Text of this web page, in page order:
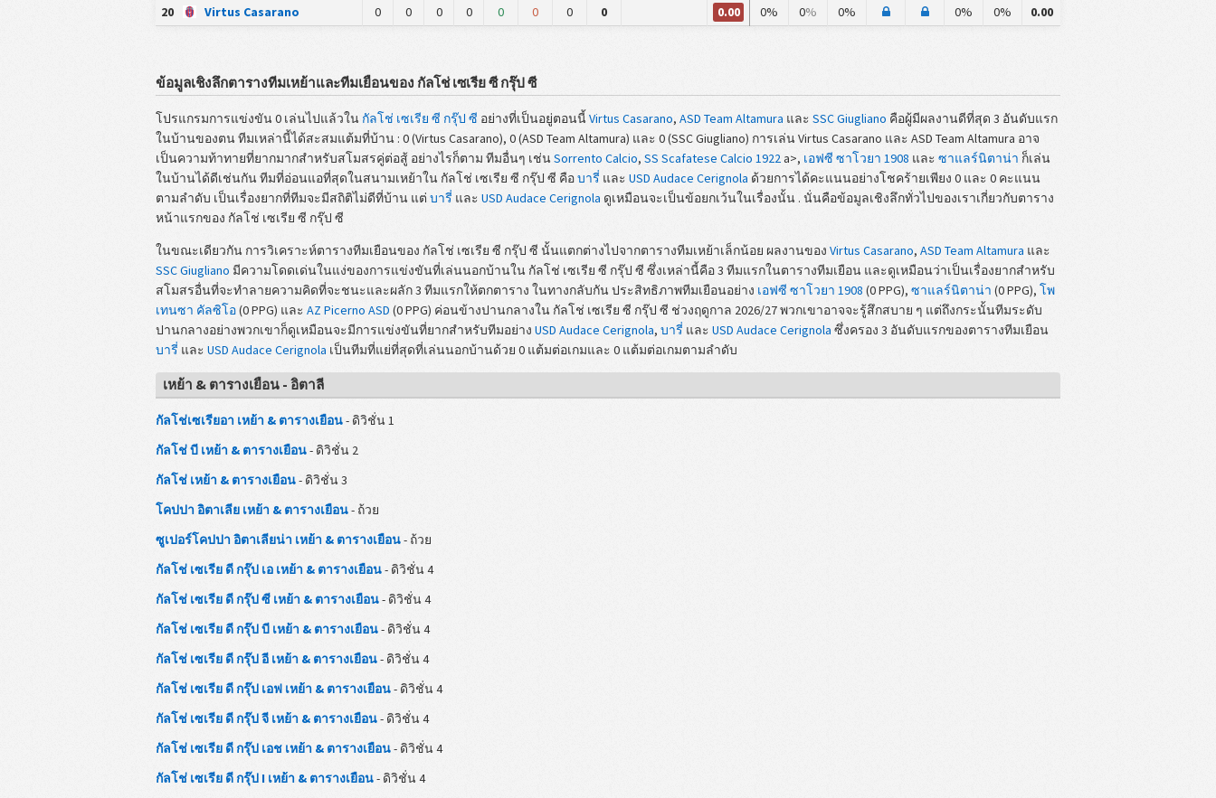
20
Virtus Casarano 0 0 0 0 0 0 0 0 0.00 0% 0% 0% 0% 0% 0.00
ข้อมูลเชิงลึกตารางทีมเหย้าและทีมเยือนของ กัลโช่ เซเรีย ซี กรุ๊ป ซี
โปรแกรมการแข่งขัน 0 เล่นไปแล้วใน กัลโช่ เซเรีย ซี กรุ๊ป ซี อย่างที่เป็นอยู่ตอนนี้Virtus Casarano, ASD Team Altamura และ SSC Giugliano คือผู้มีผลงานดีที่สุด 3 อันดับแรก
ในบ้านของตน ทีมเหล่านี้ได้สะสมแต้มที่บ้าน : 0 (Virtus Casarano), 0 (ASD Team Altamura) และ 0 (SSC Giugliano) การเล่น Virtus Casarano และ ASD Team Altamura อาจ
เป็นความท้าทายที่ยากมากสำหรับสโมสรคู่ต่อสู้ อย่างไรก็ตาม ทีมอื่นๆ เช่นSorrento Calcio, SS Scafatese Calcio 1922 a>, เอฟซี ซาโวยา 1908 และ ซาแลร์นิตาน่า ก็เล่น
ในบ้านได้ดีเช่นกัน ทีมที่อ่อนแอที่สุดในสนามเหย้าใน กัลโช่ เซเรีย ซี กรุ๊ป ซี คือบารี่ และ USD Audace Cerignola ด้วยการได้คะแนนอย่างโชคร้ายเพียง 0 และ 0 คะแนน
ตามลำดับ เป็นเรื่องยากที่ทีมจะมีสถิติไม่ดีที่บ้าน แต่ บารี่ และ USD Audace Cerignola ดูเหมือนจะเป็นข้อยกเว้นในเรื่องนั้น . นั่นคือข้อมูลเชิงลึกทั่วไปของเราเกี่ยวกับตาราง
หน้าแรกของ กัลโช่ เซเรีย ซี กรุ๊ป ซี
ในขณะเดียวกัน การวิเคราะห์ตารางทีมเยือนของ กัลโช่ เซเรีย ซี กรุ๊ป ซี นั้นแตกต่างไปจากตารางทีมเหย้าเล็กน้อย ผลงานของ Virtus Casarano, ASD Team Altamura และ
SSC Giugliano มีความโดดเด่นในแง่ของการแข่งขันที่เล่นนอกบ้านใน กัลโช่ เซเรีย ซี กรุ๊ป ซี ซึ่งเหล่านี้คือ 3 ทีมแรกในตารางทีมเยือน และดูเหมือนว่าเป็นเรื่องยากสำหรับ
สโมสรอื่นที่จะทำลายความคิดที่จะชนะและผลัก 3 ทีมแรกให้ตกตาราง ในทางกลับกัน ประสิทธิภาพทีมเยือนอย่าง เอฟซี ซาโวยา 1908 (0 PPG), ซาแลร์นิตาน่า (0 PPG), โพ
เทนซา คัลซิโอ(0 PPG) และ AZ Picerno ASD (0 PPG) ค่อนข้างปานกลางใน กัลโช่ เซเรีย ซี กรุ๊ป ซี ช่วงฤดูกาล 2026/27 พวกเขาอาจจะรู้สึกสบาย ๆ แต่ถึงกระนั้นทีมระดับ
ปานกลางอย่างพวกเขาก็ดูเหมือนจะมีการแข่งขันที่ยากสำหรับทีมอย่าง USD Audace Cerignola, บารี่ และ USD Audace Cerignola ซึ่งครอง 3 อันดับแรกของตารางทีมเยือน
บารี่ และ USD Audace Cerignola เป็นทีมที่แย่ที่สุดที่เล่นนอกบ้านด้วย 0 แต้มต่อเกมและ 0 แต้มต่อเกมตามลำดับ
เหย้า & ตารางเยือน - อิตาลี
กัลโช่เซเรียอา เหย้า & ตารางเยือน- ดิวิชั่น 1
กัลโช่ บี เหย้า & ตารางเยือน- ดิวิชั่น 2
กัลโช่ เหย้า & ตารางเยือน- ดิวิชั่น 3
โคปปา อิตาเลีย เหย้า & ตารางเยือน- ถ้วย
ซูเปอร์โคปปา อิตาเลียน่า เหย้า & ตารางเยือน- ถ้วย
กัลโช่ เซเรีย ดี กรุ๊ป เอ เหย้า & ตารางเยือน- ดิวิชั่น 4
กัลโช่ เซเรีย ดี กรุ๊ป ซี เหย้า & ตารางเยือน- ดิวิชั่น 4
กัลโช่ เซเรีย ดี กรุ๊ป บี เหย้า & ตารางเยือน- ดิวิชั่น 4
กัลโช่ เซเรีย ดี กรุ๊ป อี เหย้า & ตารางเยือน- ดิวิชั่น 4
กัลโช่ เซเรีย ดี กรุ๊ป เอฟ เหย้า & ตารางเยือน- ดิวิชั่น 4
กัลโช่ เซเรีย ดี กรุ๊ป จี เหย้า & ตารางเยือน- ดิวิชั่น 4
กัลโช่ เซเรีย ดี กรุ๊ป เอช เหย้า & ตารางเยือน- ดิวิชั่น 4
กัลโช่ เซเรีย ดี กรุ๊ป I เหย้า & ตารางเยือน- ดิวิชั่น 4